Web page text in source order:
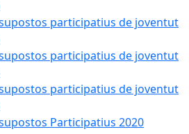
participatius de joventut
participatius de joventut
participatius de joventut
Participatius 2020